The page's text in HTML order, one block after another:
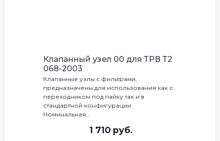
Клапанный узел 00 для ТРВ Т2
068-2003
Клапанные узлы с фильтрами,
предназначены для использования как с
переходником под пайку так и в
стандартной конфигурации.
Номинальная...
1 710 руб.